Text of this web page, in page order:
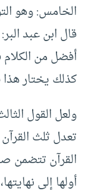
الخامس: وهو
قال ابن عبد
أفضل من الكلام
كذلك يختار هذا
ولعل القول
تعدل ثلث
القرآن تتضمن
أولها إلى